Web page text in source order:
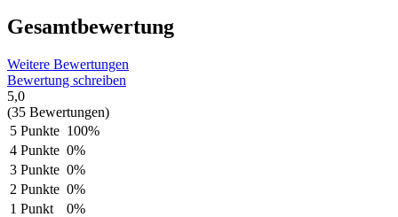
Gesamtbewertung
Weitere Bewertungen
Bewertung schreiben
5,0
(35 Bewertungen)
5 Punkte 100%
4 Punkte 0%
3 Punkte 0%
2 Punkte 0%
1 Punkt
0%